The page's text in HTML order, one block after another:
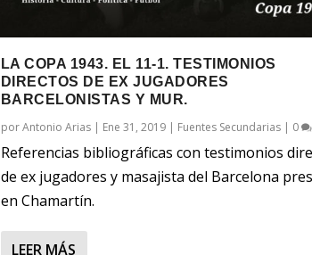
LA COPA 1943. EL 11-1. TESTIMONIOS
DIRECTOS DE EX JUGADORES
BARCELONISTAS Y MUR.
porAntonio Arias| Ene 31, 2019| Fuentes Secundarias| 0
Referencias bibliográficas con testimonios
de ex jugadores y masajista del Barcelona
en Chamartín.
LEER MÁS